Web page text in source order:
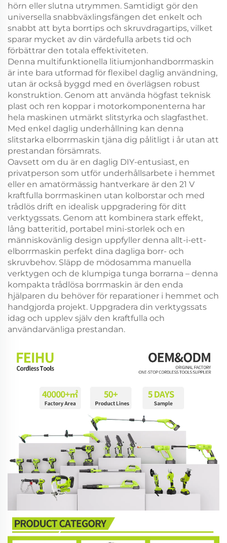
hörn eller slutna utrymmen. Samtidigt gör den
universella snabbväxlingsfängen det enkelt och
snabbt att byta borrtips och skruvdragartips, vilket
sparar mycket av din värdefulla arbets tid och
förbättrar den totala effektiviteten.
Denna multifunktionella litiumjonhandborrmaskin
är inte bara utformad för flexibel daglig användning,
utan är också byggd med en överlägsen robust
konstruktion. Genom att använda högfast teknisk
plast och ren koppar i motorkomponenterna har
hela maskinen utmärkt slitstyrka och slagfasthet.
Med enkel daglig underhållning kan denna
slitstarka elborrmaskin tjäna dig pålitligt i år utan att
prestandan försämrats.
Oavsett om du är en daglig DIY-entusiast, en
privatperson som utför underhållsarbete i hemmet
eller en amatörmässig hantverkare är den 21 V
kraftfulla borrmaskinen utan kolborstar och med
trådlös drift en idealisk uppgradering för ditt
verktygssats. Genom att kombinera stark effekt,
lång batteritid, portabel mini-storlek och en
människovänlig design uppfyller denna allt-i-ett-
elborrmaskin perfekt dina dagliga borr- och
skruvbehov. Släpp de mödosamma manuella
verktygen och de klumpiga tunga borrarna – denna
kompakta trådlösa borrmaskin är den enda
hjälparen du behöver för reparationer i hemmet och
handgjorda projekt. Uppgradera din verktygssats
idag och upplev själv den kraftfulla och
användarvänliga prestandan.